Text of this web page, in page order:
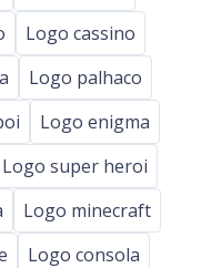
Logo cassino
Logo palhaco
Logo enigma
Logo super heroi
Logo minecraft
Logo consola